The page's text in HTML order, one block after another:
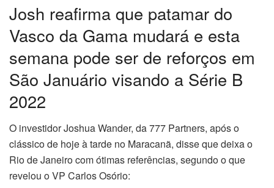
Josh reafirma que patamar do
Vasco da Gama mudará e esta
semana pode ser de reforços em
São Januário visando a Série B
2022
O investidor Joshua Wander, da 777 Partners, após o
clássico de hoje à tarde no Maracanã, disse que deixa o
Rio de Janeiro com ótimas referências, segundo o que
revelou o VP Carlos Osório: